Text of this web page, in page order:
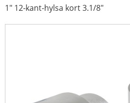
1" 12-kant-hylsa kort 3.1/8"